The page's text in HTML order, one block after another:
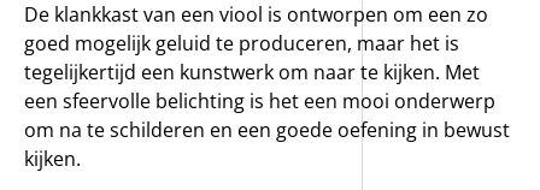
De klankkast van een viool is ontworpen om een zo
goed mogelijk geluid te produceren, maar het is
tegelijkertijd een kunstwerk om naar te kijken. Met
een sfeervolle belichting is het een mooi onderwerp
om na te schilderen en een goede oefening in bewust
kijken.